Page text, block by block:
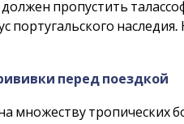
должен пропустить
португальского
перед поездкой
множеству тропических